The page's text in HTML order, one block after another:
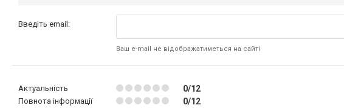
Введіть email:
Ваш e-mail не відображатиметься на сайті
Актуальність 0/12
Повнота інформації 0/12